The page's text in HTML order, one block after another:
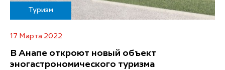
Туризм
17 Марта 2022
В Анапе откроют новый объект
эногастрономического туризма